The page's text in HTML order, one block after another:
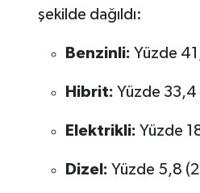
şekilde dağıldı:
Benzinli: Yüzde
Hibrit: Yüzde 33,4
Elektrikli: Yüzde
Dizel: Yüzde 5,8